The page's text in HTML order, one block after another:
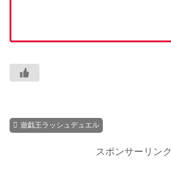
遊戯王ラッシュデュエル
スポンサーリンク